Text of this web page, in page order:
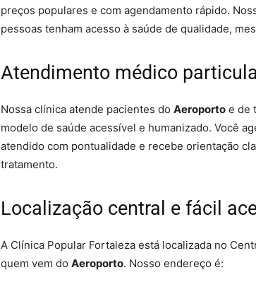
preços populares e com agendamento rápido.
pessoas tenham acesso à saúde de qualidade,
Atendimento médico
Nossa clínica atende pacientes do Aeroporto e de
modelo de saúde acessível e humanizado. Você
atendido com pontualidade e recebe orientação
tratamento.
Localização central e fácil
A Clínica Popular Fortaleza está localizada no
quem vem do Aeroporto. Nosso endereço é: